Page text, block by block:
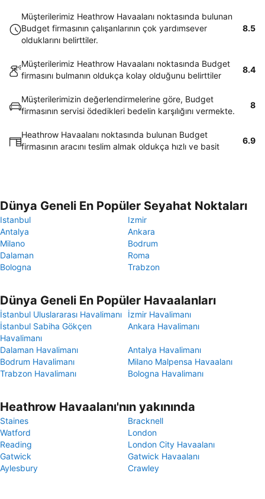
Müşterilerimiz Heathrow Havaalanı noktasında bulunan
Budget firmasının çalışanlarının çok yardımsever
olduklarını belirttiler.
8.5
Müşterilerimiz Heathrow Havaalanı noktasında Budget
firmasını bulmanın oldukça kolay olduğunu belirttiler
8.4
Müşterilerimizin değerlendirmelerine göre, Budget
firmasının servisi ödedikleri bedelin karşılığını vermekte.
8
Heathrow Havaalanı noktasında bulunan Budget
firmasının aracını teslim almak oldukça hızlı ve basit
6.9
Dünya Geneli En Popüler Seyahat Noktaları
Istanbul
Izmir
Antalya
Ankara
Milano
Bodrum
Dalaman
Roma
Bologna
Trabzon
Dünya Geneli En Popüler Havaalanları
İstanbul Uluslararası Havalimanı
İzmir Havalimanı
İstanbul Sabiha Gökçen
Havalimanı
Ankara Havalimanı
Dalaman Havalimanı
Antalya Havalimanı
Bodrum Havalimanı
Milano Malpensa Havaalanı
Trabzon Havalimanı
Bologna Havalimanı
Heathrow Havaalanı'nın yakınında
Staines
Bracknell
Watford
London
Reading
London City Havaalanı
Gatwick
Gatwick Havaalanı
Aylesbury
Crawley